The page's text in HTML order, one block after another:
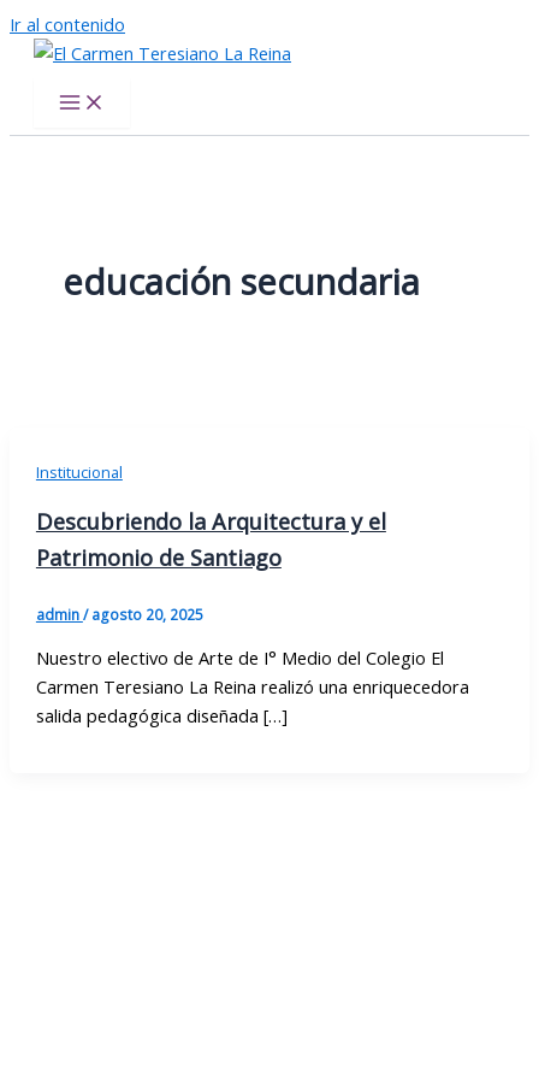
Ir al contenido
educación secundaria
Institucional
Descubriendo la Arquitectura y el
Patrimonio de Santiago
admin/agosto 20, 2025
Nuestro electivo de Arte de I° Medio del Colegio El
Carmen Teresiano La Reina realizó una enriquecedora
salida pedagógica diseñada […]